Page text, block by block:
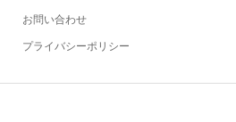
お問い合わせ
プライバシーポリシー